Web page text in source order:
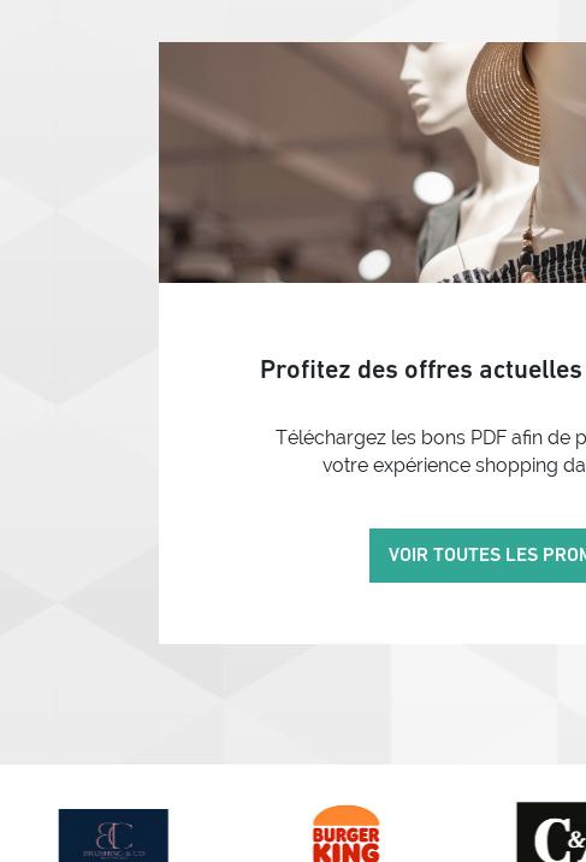
Profitez des offres
Téléchargez les bons PDF afin de
votre expérience shopping
VOIR TOUTES LES